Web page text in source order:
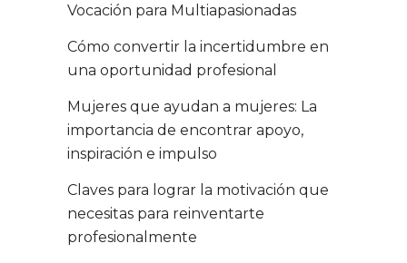
Vocación para Multiapasionadas
Cómo convertir la incertidumbre en
una oportunidad profesional
Mujeres que ayudan a mujeres: La
importancia de encontrar apoyo,
inspiración e impulso
Claves para lograr la motivación que
necesitas para reinventarte
profesionalmente